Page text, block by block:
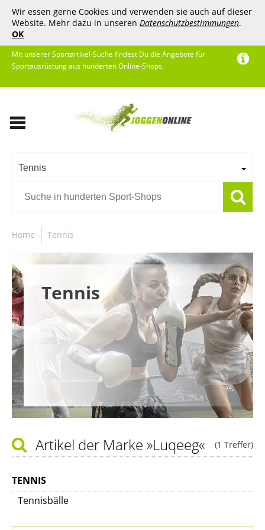
Wir essen gerne Cookies und verwenden sie auch auf dieser
Website. Mehr dazu in unseren Datenschutzbestimmungen.
OK
Mit unserer Sportartikel-Suche findest Du die Angebote für
Sportausrüstung aus hunderten Online-Shops.
Tennis
Home Tennis
Tennis
(1 Treffer)
Artikel der Marke »Luqeeg«
TENNIS
Tennisbälle